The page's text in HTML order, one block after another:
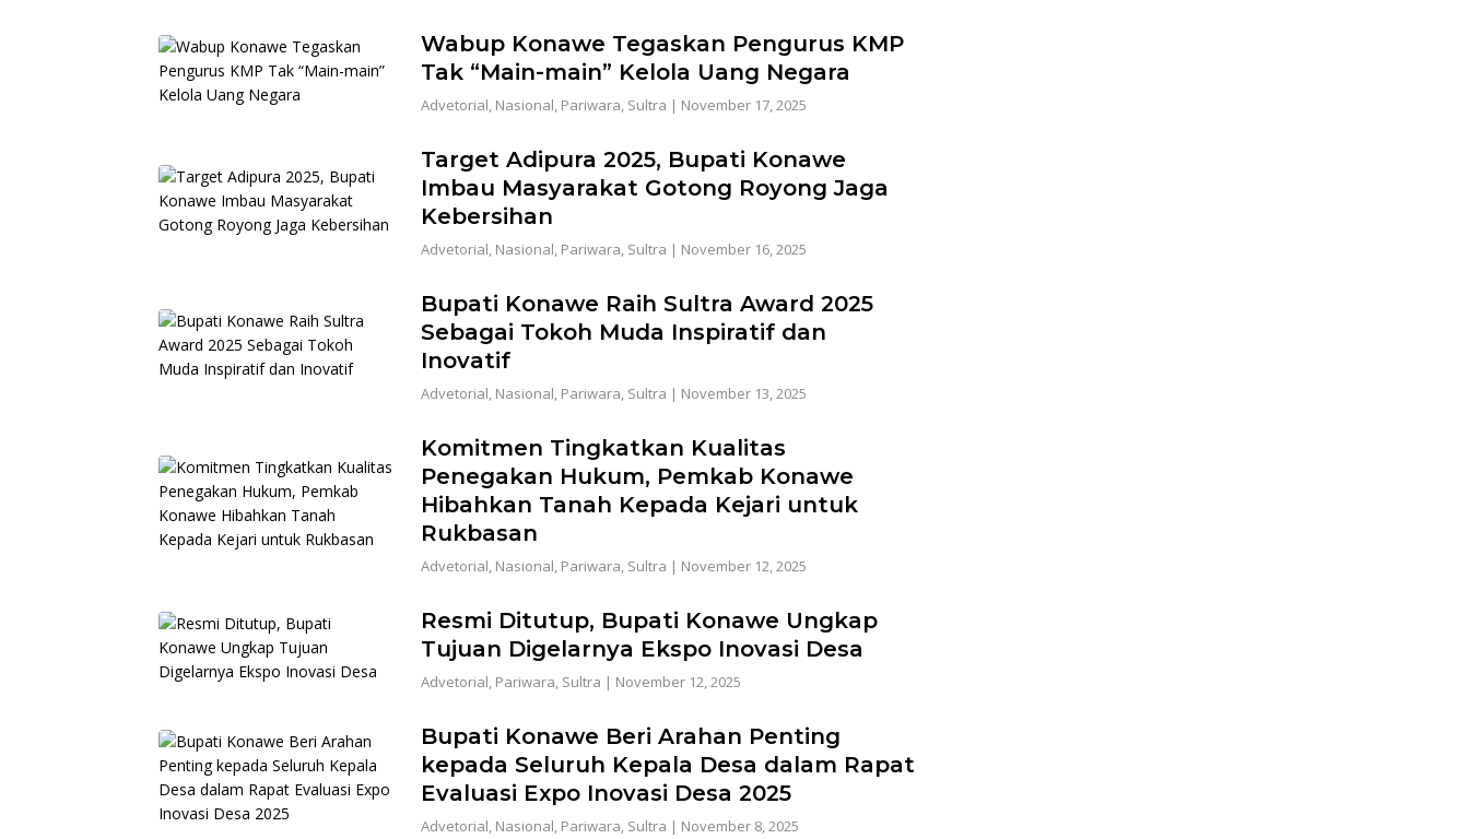
Wabup Konawe Tegaskan Pengurus KMP
Tak “Main-main” Kelola Uang Negara
Advetorial, Nasional, Pariwara, Sultra | November 17, 2025
Target Adipura 2025, Bupati Konawe
Imbau Masyarakat Gotong Royong Jaga
Kebersihan
Advetorial, Nasional, Pariwara, Sultra | November 16, 2025
Bupati Konawe Raih Sultra Award 2025
Sebagai Tokoh Muda Inspiratif dan
Inovatif
Advetorial, Nasional, Pariwara, Sultra | November 13, 2025
Komitmen Tingkatkan Kualitas
Penegakan Hukum, Pemkab Konawe
Hibahkan Tanah Kepada Kejari untuk
Rukbasan
Advetorial, Nasional, Pariwara, Sultra | November 12, 2025
Resmi Ditutup, Bupati Konawe Ungkap
Tujuan Digelarnya Ekspo Inovasi Desa
Advetorial, Pariwara, Sultra | November 12, 2025
Bupati Konawe Beri Arahan Penting
kepada Seluruh Kepala Desa dalam Rapat
Evaluasi Expo Inovasi Desa 2025
Advetorial, Nasional, Pariwara, Sultra | November 8, 2025